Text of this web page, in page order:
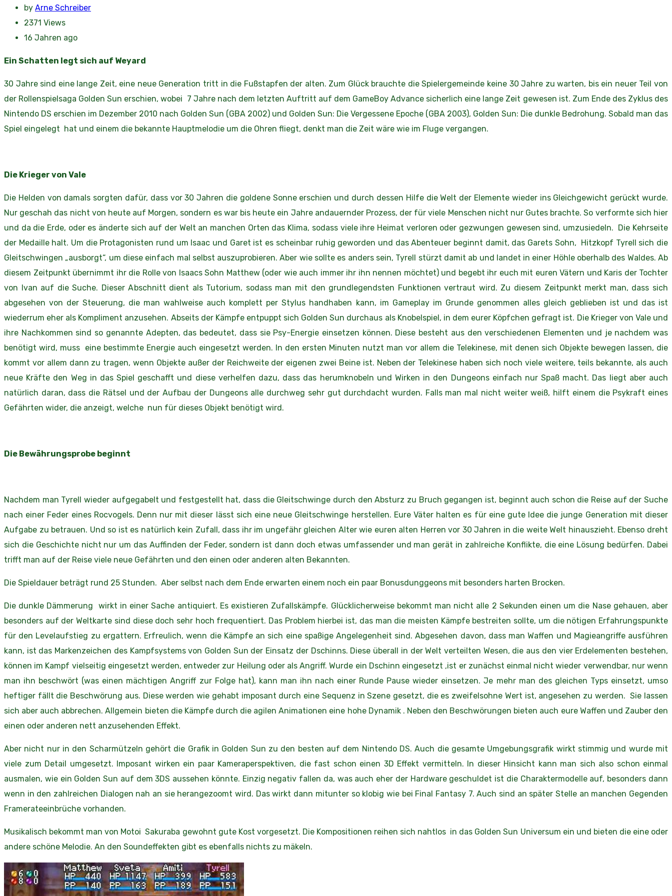
by Arne Schreiber
2371 Views
16 Jahren ago
Ein Schatten legt sich auf Weyard
30 Jahre sind eine lange Zeit, eine neue Generation tritt in die Fußstapfen der alten. Zum Glück brauchte die Spielergemeinde keine 30 Jahre zu warten, bis ein neuer Teil von
der Rollenspielsaga Golden Sun erschien, wobei 7 Jahre nach dem letzten Auftritt auf dem GameBoy Advance sicherlich eine lange Zeit gewesen ist. Zum Ende des Zyklus des
Nintendo DS erschien im Dezember 2010 nach Golden Sun (GBA 2002) und Golden Sun: Die Vergessene Epoche (GBA 2003), Golden Sun: Die dunkle Bedrohung. Sobald man das
Spiel eingelegt hat und einem die bekannte Hauptmelodie um die Ohren fliegt, denkt man die Zeit wäre wie im Fluge vergangen.
Die Krieger von Vale
Die Helden von damals sorgten dafür, dass vor 30 Jahren die goldene Sonne erschien und durch dessen Hilfe die Welt der Elemente wieder ins Gleichgewicht gerückt wurde.
Nur geschah das nicht von heute auf Morgen, sondern es war bis heute ein Jahre andauernder Prozess, der für viele Menschen nicht nur Gutes brachte. So verformte sich hier
und da die Erde, oder es änderte sich auf der Welt an manchen Orten das Klima, sodass viele ihre Heimat verloren oder gezwungen gewesen sind, umzusiedeln. Die Kehrseite
der Medaille halt. Um die Protagonisten rund um Isaac und Garet ist es scheinbar ruhig geworden und das Abenteuer beginnt damit, das Garets Sohn, Hitzkopf Tyrell sich die
Gleitschwingen „ausborgt“, um diese einfach mal selbst auszuprobieren. Aber wie sollte es anders sein, Tyrell stürzt damit ab und landet in einer Höhle oberhalb des Waldes. Ab
diesem Zeitpunkt übernimmt ihr die Rolle von Isaacs Sohn Matthew (oder wie auch immer ihr ihn nennen möchtet) und begebt ihr euch mit euren Vätern und Karis der Tochter
von Ivan auf die Suche. Dieser Abschnitt dient als Tutorium, sodass man mit den grundlegendsten Funktionen vertraut wird. Zu diesem Zeitpunkt merkt man, dass sich
abgesehen von der Steuerung, die man wahlweise auch komplett per Stylus handhaben kann, im Gameplay im Grunde genommen alles gleich geblieben ist und das ist
wiederrum eher als Kompliment anzusehen. Abseits der Kämpfe entpuppt sich Golden Sun durchaus als Knobelspiel, in dem eurer Köpfchen gefragt ist. Die Krieger von Vale und
ihre Nachkommen sind so genannte Adepten, das bedeutet, dass sie Psy-Energie einsetzen können. Diese besteht aus den verschiedenen Elementen und je nachdem was
benötigt wird, muss eine bestimmte Energie auch eingesetzt werden. In den ersten Minuten nutzt man vor allem die Telekinese, mit denen sich Objekte bewegen lassen, die
kommt vor allem dann zu tragen, wenn Objekte außer der Reichweite der eigenen zwei Beine ist. Neben der Telekinese haben sich noch viele weitere, teils bekannte, als auch
neue Kräfte den Weg in das Spiel geschafft und diese verhelfen dazu, dass das herumknobeln und Wirken in den Dungeons einfach nur Spaß macht. Das liegt aber auch
natürlich daran, dass die Rätsel und der Aufbau der Dungeons alle durchweg sehr gut durchdacht wurden. Falls man mal nicht weiter weiß, hilft einem die Psykraft eines
Gefährten wider, die anzeigt, welche nun für dieses Objekt benötigt wird.
Die Bewährungsprobe beginnt
Nachdem man Tyrell wieder aufgegabelt und festgestellt hat, dass die Gleitschwinge durch den Absturz zu Bruch gegangen ist, beginnt auch schon die Reise auf der Suche
nach einer Feder eines Rocvogels. Denn nur mit dieser lässt sich eine neue Gleitschwinge herstellen. Eure Väter halten es für eine gute Idee die junge Generation mit dieser
Aufgabe zu betrauen. Und so ist es natürlich kein Zufall, dass ihr im ungefähr gleichen Alter wie euren alten Herren vor 30 Jahren in die weite Welt hinauszieht. Ebenso dreht
sich die Geschichte nicht nur um das Auffinden der Feder, sondern ist dann doch etwas umfassender und man gerät in zahlreiche Konflikte, die eine Lösung bedürfen. Dabei
trifft man auf der Reise viele neue Gefährten und den einen oder anderen alten Bekannten.
Die Spieldauer beträgt rund 25 Stunden. Aber selbst nach dem Ende erwarten einem noch ein paar Bonusdunggeons mit besonders harten Brocken.
Die dunkle Dämmerung wirkt in einer Sache antiquiert. Es existieren Zufallskämpfe. Glücklicherweise bekommt man nicht alle 2 Sekunden einen um die Nase gehauen, aber
besonders auf der Weltkarte sind diese doch sehr hoch frequentiert. Das Problem hierbei ist, das man die meisten Kämpfe bestreiten sollte, um die nötigen Erfahrungspunkte
für den Levelaufstieg zu ergattern. Erfreulich, wenn die Kämpfe an sich eine spaßige Angelegenheit sind. Abgesehen davon, dass man Waffen und Magieangriffe ausführen
kann, ist das Markenzeichen des Kampfsystems von Golden Sun der Einsatz der Dschinns. Diese überall in der Welt verteilten Wesen, die aus den vier Erdelementen bestehen,
können im Kampf vielseitig eingesetzt werden, entweder zur Heilung oder als Angriff. Wurde ein Dschinn eingesetzt ,ist er zunächst einmal nicht wieder verwendbar, nur wenn
man ihn beschwört (was einen mächtigen Angriff zur Folge hat), kann man ihn nach einer Runde Pause wieder einsetzen. Je mehr man des gleichen Typs einsetzt, umso
heftiger fällt die Beschwörung aus. Diese werden wie gehabt imposant durch eine Sequenz in Szene gesetzt, die es zweifelsohne Wert ist, angesehen zu werden. Sie lassen
sich aber auch abbrechen. Allgemein bieten die Kämpfe durch die agilen Animationen eine hohe Dynamik . Neben den Beschwörungen bieten auch eure Waffen und Zauber den
einen oder anderen nett anzusehenden Effekt.
Aber nicht nur in den Scharmützeln gehört die Grafik in Golden Sun zu den besten auf dem Nintendo DS. Auch die gesamte Umgebungsgrafik wirkt stimmig und wurde mit
viele zum Detail umgesetzt. Imposant wirken ein paar Kameraperspektiven, die fast schon einen 3D Effekt vermitteln. In dieser Hinsicht kann man sich also schon einmal
ausmalen, wie ein Golden Sun auf dem 3DS aussehen könnte. Einzig negativ fallen da, was auch eher der Hardware geschuldet ist die Charaktermodelle auf, besonders dann
wenn in den zahlreichen Dialogen nah an sie herangezoomt wird. Das wirkt dann mitunter so klobig wie bei Final Fantasy 7. Auch sind an später Stelle an manchen Gegenden
Framerateeinbrüche vorhanden.
Musikalisch bekommt man von Motoi Sakuraba gewohnt gute Kost vorgesetzt. Die Kompositionen reihen sich nahtlos in das Golden Sun Universum ein und bieten die eine oder
andere schöne Melodie. An den Soundeffekten gibt es ebenfalls nichts zu mäkeln.